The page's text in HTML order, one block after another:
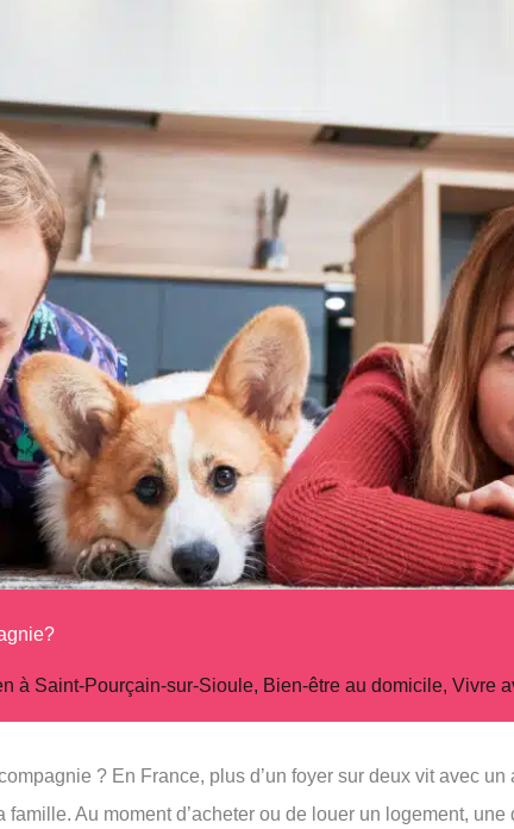
à Saint-Pourçain-sur-Sioule, Bien-être au domicile,Vivre
? En France, plus d’un foyer sur deux vit avec
Au moment d’acheter ou de louer un logement, une